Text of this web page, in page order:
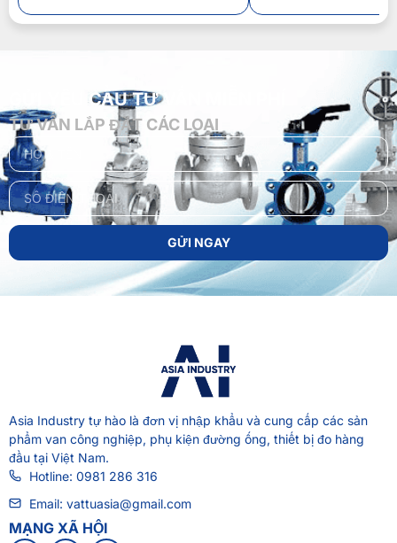
GỬI YÊU CẦU TƯ VẤN MIỄN PHÍ
TƯ VẤN LẮP ĐẶT CÁC LOẠI
GỬI NGAY
Asia Industry tự hào là đơn vị nhập khẩu và cung cấp các sản
phẩm van công nghiệp, phụ kiện đường ống, thiết bị đo hàng
đầu tại Việt Nam.
Hotline: 0981 286 316
Email: vattuasia@gmail.com
MẠNG XÃ HỘI